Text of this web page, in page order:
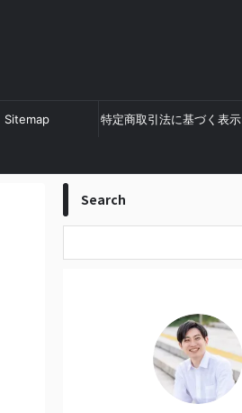
Sitemap 特定商取引法に基づく表示
Search